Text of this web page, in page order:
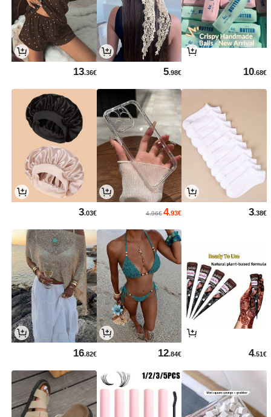
10.68€
5.98€
13.36€
3.38€
4.93€
4.96€
3.03€
4.51€
12.84€
16.82€